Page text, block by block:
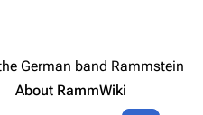
visible if you make any
page
URL
German band Rammstein
About RammWiki